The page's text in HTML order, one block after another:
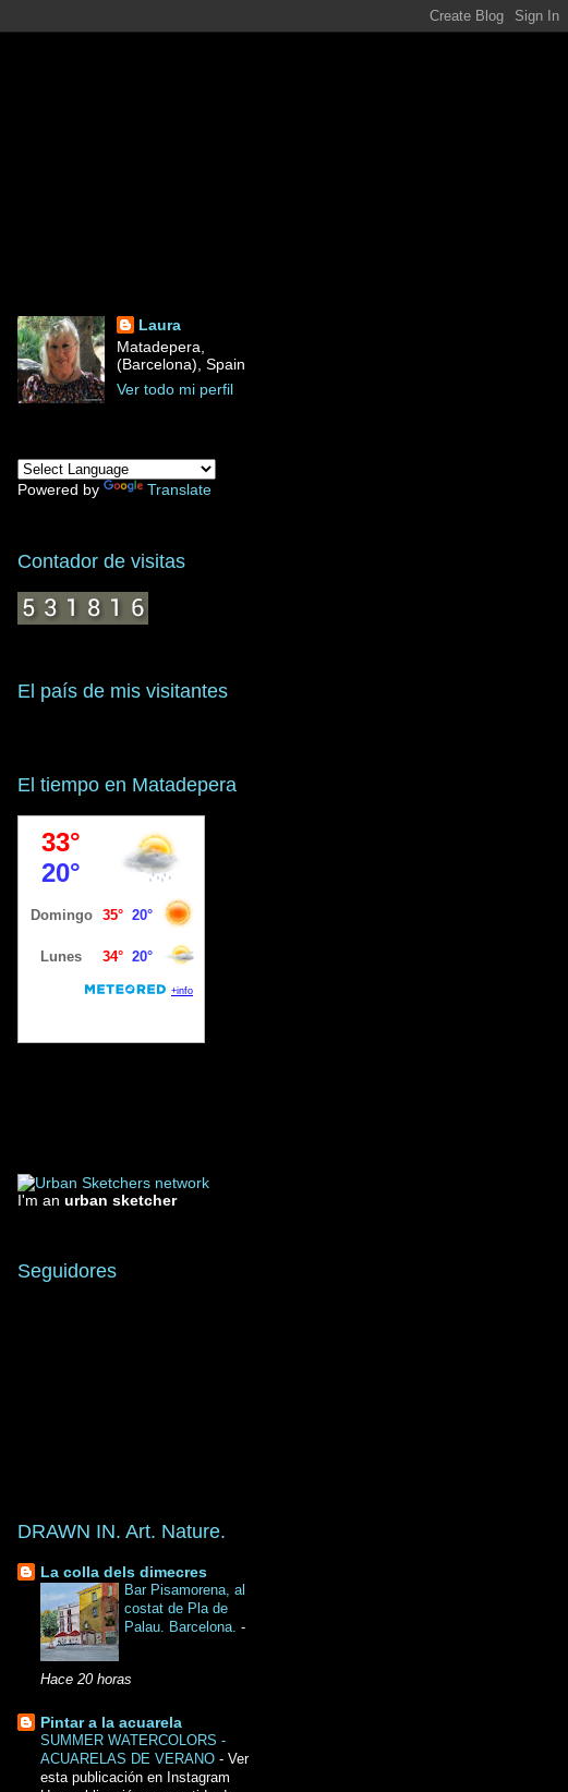
Laura
Matadepera,
(Barcelona), Spain
Ver todo mi perfil
Powered by Translate
Contador de visitas
El país de mis visitantes
El tiempo en Matadepera
I'm an urban sketcher
Seguidores
DRAWN IN. Art. Nature.
La colla dels dimecres
Bar Pisamorena, al
costat de Pla de
Palau. Barcelona. -
Hace 20 horas
Pintar a la acuarela
SUMMER WATERCOLORS -
ACUARELAS DE VERANO - Ver
esta publicación en Instagram